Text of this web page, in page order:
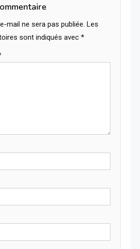
mail ne sera pas publiée. Les
sont indiqués avec *